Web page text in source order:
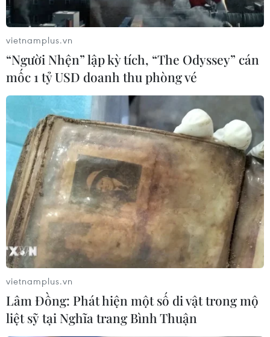
vietnamplus.vn
“Người Nhện” lập kỳ tích, “The Odyssey” cán
mốc 1 tỷ USD doanh thu phòng vé
vietnamplus.vn
Lâm Đồng: Phát hiện một số di vật trong mộ
liệt sỹ tại Nghĩa trang Bình Thuận